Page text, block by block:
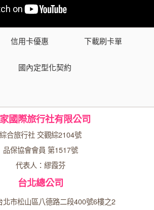
信用卡優惠 下載刷卡單
國內定型化契約
國際旅行社有限公司
綜合旅行社 交觀綜2104號
品保協會會員 第1517號
代表人：繆霞芬
台北總公司
北市松山區八德路二段400號6樓之2